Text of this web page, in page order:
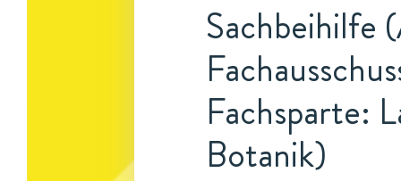
Sachbeihilfe
Fachsparte:
Botanik)